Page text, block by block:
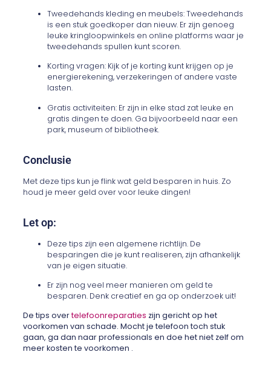
Tweedehands kleding en meubels: Tweedehands
is een stuk goedkoper dan nieuw. Er zijn genoeg
leuke kringloopwinkels en online platforms waar je
tweedehands spullen kunt scoren.
Korting vragen: Kijk of je korting kunt krijgen op je
energierekening, verzekeringen of andere vaste
lasten.
Gratis activiteiten: Er zijn in elke stad zat leuke en
gratis dingen te doen. Ga bijvoorbeeld naar een
park, museum of bibliotheek.
Conclusie
Met deze tips kun je flink wat geld besparen in huis. Zo
houd je meer geld over voor leuke dingen!
Let op:
Deze tips zijn een algemene richtlijn. De
besparingen die je kunt realiseren, zijn afhankelijk
van je eigen situatie.
Er zijn nog veel meer manieren om geld te
besparen. Denk creatief en ga op onderzoek uit!
De tips overtelefoonreparaties zijn gericht op het
voorkomen van schade. Mocht je telefoon toch stuk
gaan, ga dan naar professionals en doe het niet zelf om
meer kosten te voorkomen .